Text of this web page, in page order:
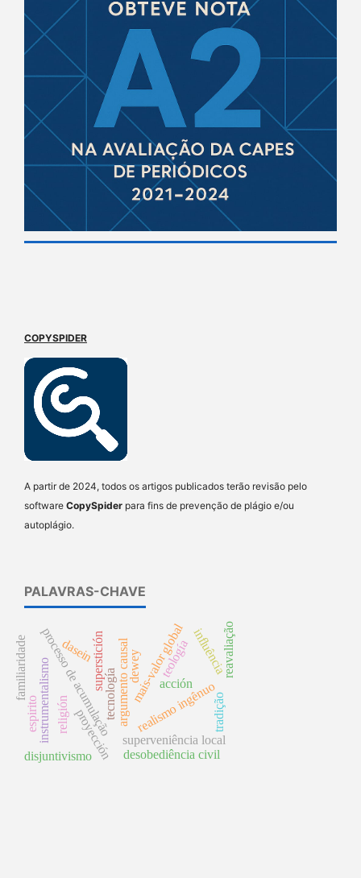
COPYSPIDER
A partir de 2024, todos os artigos publicados terão revisão pelo
software CopySpider para fins de prevenção de plágio e/ou
autoplágio.
PALAVRAS-CHAVE
argumento causal
superstición
proyección
processo de acumulaçãomais-valor global
superveniência local
disjuntivismo
religión realismo ingênuo
tecnología
instrumentalismo dewey teología
espirito
influência
familiaridade
desobediência civil
dasein reavaliação
tradição
acción